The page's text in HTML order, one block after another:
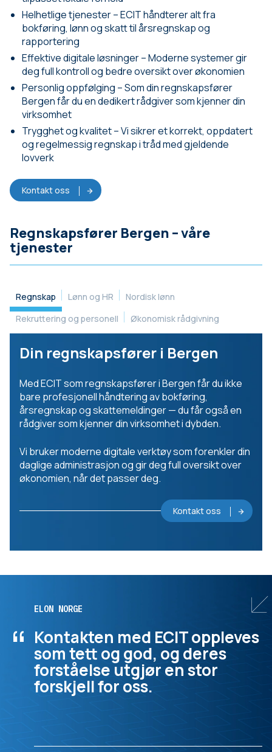
Helhetlige tjenester – ECIT håndterer alt fra
bokføring, lønn og skatt til årsregnskap og
rapportering
Effektive digitale løsninger – Moderne systemer gir
deg full kontroll og bedre oversikt over økonomien
Personlig oppfølging – Som din regnskapsfører
Bergen får du en dedikert rådgiver som kjenner din
virksomhet
Trygghet og kvalitet – Vi sikrer et korrekt, oppdatert
og regelmessig regnskap i tråd med gjeldende
lovverk
Kontakt oss
Regnskapsfører Bergen – våre
tjenester
Regnskap
Din regnskapsfører i Bergen
Med ECIT som regnskapsfører i Bergen får du ikke
bare profesjonell håndtering av bokføring,
årsregnskap og skattemeldinger — du får også en
rådgiver som kjenner din virksomhet i dybden.
Vi bruker moderne digitale verktøy som forenkler din
daglige administrasjon og gir deg full oversikt over
økonomien, når det passer deg.
Kontakt oss
Lønn og HR
Nordisk lønn
Rekruttering og personell
Økonomisk rådgivning
“
ELON NORGE
Kontakten med ECIT oppleves
som tett og god, og deres
forståelse utgjør en stor
forskjell for oss.